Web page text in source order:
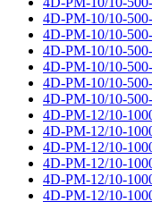
4D-PM-10/10-
4D-PM-10/10-
4D-PM-10/10-
4D-PM-10/10-
4D-PM-10/10-
4D-PM-10/10-
4D-PM-12/10-
4D-PM-12/10-
4D-PM-12/10-
4D-PM-12/10-
4D-PM-12/10-
4D-PM-12/10-